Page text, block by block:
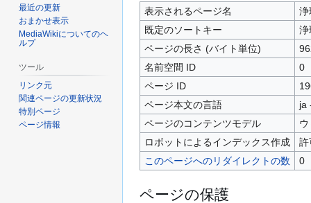
ゲ
ー
シ
ン
に
移
動
に
移
動
表示されるページ名
浄
既定のソートキー
浄
ページの長さ (バイト単位)
名前空間 ID
0
ページ ID
ページ本文の言語
ja
ページのコンテンツモデル
ロボットによるインデックス作成
許
このページへのリダイレクトの数
0
ページの保護
最近の更新
おまかせ表示
MediaWikiについてのヘ
ルプ
ツール
リンク元
関連ページの更新状況
特別ページ
ページ情報